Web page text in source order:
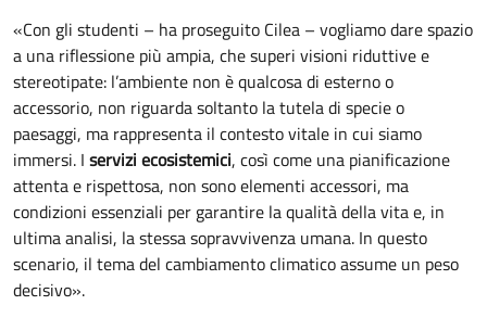
«Con gli studenti – ha proseguito Cilea – vogliamo dare spazio
a una riflessione più ampia, che superi visioni riduttive e
stereotipate: l’ambiente non è qualcosa di esterno o
accessorio, non riguarda soltanto la tutela di specie o
paesaggi, ma rappresenta il contesto vitale in cui siamo
immersi. I servizi ecosistemici, così come una pianificazione
attenta e rispettosa, non sono elementi accessori, ma
condizioni essenziali per garantire la qualità della vita e, in
ultima analisi, la stessa sopravvivenza umana. In questo
scenario, il tema del cambiamento climatico assume un peso
decisivo».